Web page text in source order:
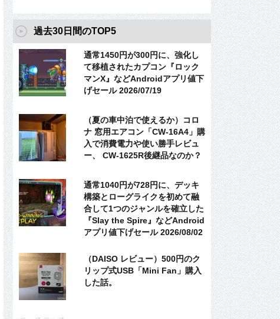
過去30日間のTOP5
通常1450円が300円に、強化し
て移植されたカプコン『ロック
マンX』などAndroidアプリ値下
げセール 2026/07/19
（夏の車中泊で使えるか）コロ
ナ 窓用エアコン「CW-16A4」購
入で消費電力や使い勝手レビュ
ー、 CW-1625R後継品なのか？
通常1040円が728円に、デッキ
構築とローグライクを初めて融
合して1つのジャンルを確立した
『Slay the Spire』などAndroid
アプリ値下げセール 2026/08/02
（DAISO レビュー）500円のク
リップ式USB「Mini Fan」購入
した話。